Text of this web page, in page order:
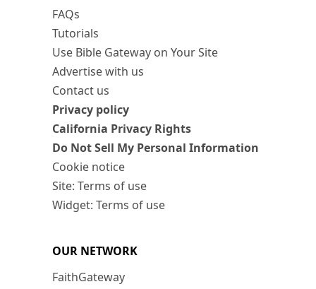
FAQs
Tutorials
Use Bible Gateway on Your Site
Advertise with us
Contact us
Privacy policy
California Privacy Rights
Do Not Sell My Personal Information
Cookie notice
Site: Terms of use
Widget: Terms of use
OUR NETWORK
FaithGateway